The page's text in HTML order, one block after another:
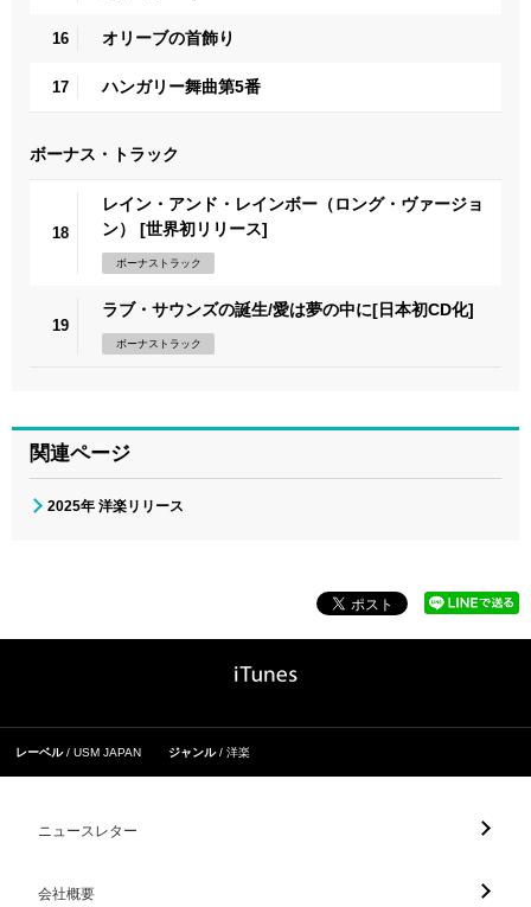
16 オリーブの首飾り
17 ハンガリー舞曲第5番
ボーナス・トラック
18
レイン・アンド・レインボー（ロング・ヴァージョ
ン） [世界初リリース]
ボーナストラック
19
ラブ・サウンズの誕生/愛は夢の中に[日本初CD化]
ボーナストラック
関連ページ
2025年 洋楽リリース
レーベル USM JAPAN ジャンル 洋楽
ニュースレター
会社概要